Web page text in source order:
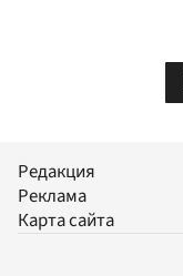
Редакция
Реклама
Карта сайта